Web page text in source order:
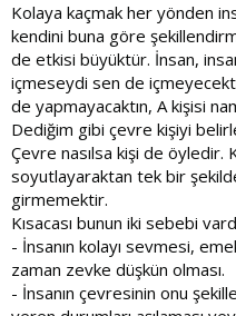
Kolaya kaçmak her yönden
kendini buna göre
de etkisi büyüktür. İnsan,
içmeseydi sen de
de yapmayacaktın, A kişisi
Dediğim gibi çevre kişiyi
Çevre nasılsa kişi de öyledir.
soyutlayaraktan tek bir
girmemektir.
Kısacası bunun iki sebebi
- İnsanın kolayı sevmesi,
zaman zevke düşkün olması.
- İnsanın çevresinin onu